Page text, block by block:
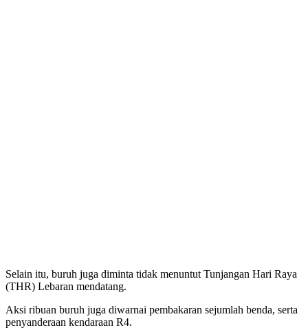
Selain itu, buruh juga diminta tidak menuntut Tunjangan Hari Raya
(THR) Lebaran mendatang.
Aksi ribuan buruh juga diwarnai pembakaran sejumlah benda, serta
penyanderaan kendaraan R4.